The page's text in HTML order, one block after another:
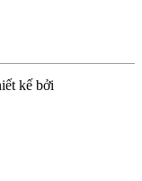
kế bởi